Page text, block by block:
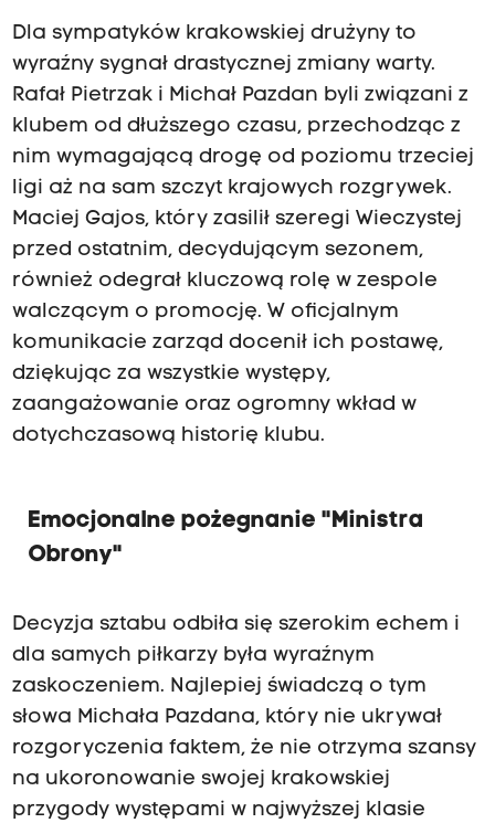
Dla sympatyków krakowskiej drużyny to
wyraźny sygnał drastycznej zmiany warty.
Rafał Pietrzak i Michał Pazdan byli związani z
klubem od dłuższego czasu, przechodząc z
nim wymagającą drogę od poziomu trzeciej
ligi aż na sam szczyt krajowych rozgrywek.
Maciej Gajos, który zasilił szeregi Wieczystej
przed ostatnim, decydującym sezonem,
również odegrał kluczową rolę w zespole
walczącym o promocję. W oficjalnym
komunikacie zarząd docenił ich postawę,
dziękując za wszystkie występy,
zaangażowanie oraz ogromny wkład w
dotychczasową historię klubu.
Emocjonalne pożegnanie "Ministra
Obrony"
Decyzja sztabu odbiła się szerokim echem i
dla samych piłkarzy była wyraźnym
zaskoczeniem. Najlepiej świadczą o tym
słowa Michała Pazdana, który nie ukrywał
rozgoryczenia faktem, że nie otrzyma szansy
na ukoronowanie swojej krakowskiej
przygody występami w najwyższej klasie